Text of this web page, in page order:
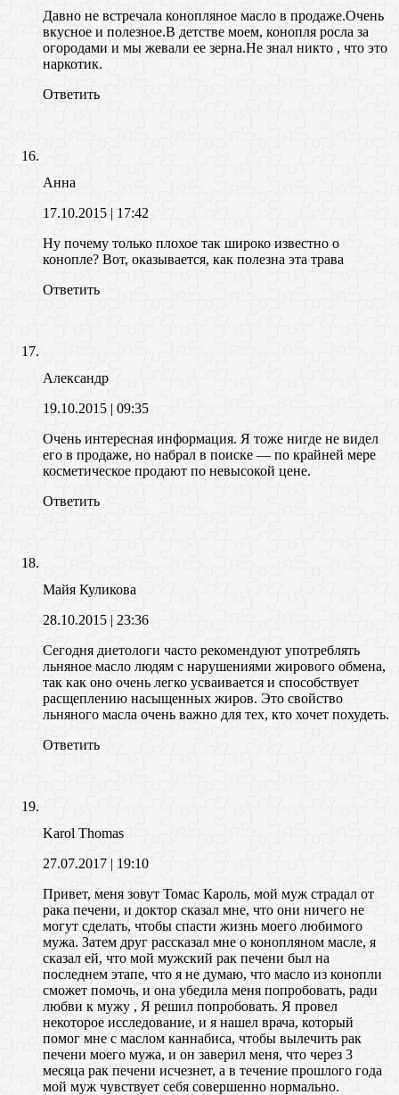
Давно не встречала конопляное масло в продаже.Очень
вкусное и полезное.В детстве моем, конопля росла за
огородами и мы жевали ее зерна.Не знал никто , что это
наркотик.
Ответить
Анна
17.10.2015 | 17:42
Ну почему только плохое так широко известно о
конопле? Вот, оказывается, как полезна эта трава
Ответить
Александр
19.10.2015 | 09:35
Очень интересная информация. Я тоже нигде не видел
его в продаже, но набрал в поиске — по крайней мере
косметическое продают по невысокой цене.
Ответить
Майя Куликова
28.10.2015 | 23:36
Сегодня диетологи часто рекомендуют употреблять
льняное масло людям с нарушениями жирового обмена,
так как оно очень легко усваивается и способствует
расщеплению насыщенных жиров. Это свойство
льняного масла очень важно для тех, кто хочет похудеть.
Ответить
Karol Thomas
27.07.2017 | 19:10
Привет, меня зовут Томас Кароль, мой муж страдал от
рака печени, и доктор сказал мне, что они ничего не
могут сделать, чтобы спасти жизнь моего любимого
мужа. Затем друг рассказал мне о конопляном масле, я
сказал ей, что мой мужский рак печени был на
последнем этапе, что я не думаю, что масло из конопли
сможет помочь, и она убедила меня попробовать, ради
любви к мужу , Я решил попробовать. Я провел
некоторое исследование, и я нашел врача, который
помог мне с маслом каннабиса, чтобы вылечить рак
печени моего мужа, и он заверил меня, что через 3
месяца рак печени исчезнет, ​​а в течение прошлого года
мой муж чувствует себя совершенно нормально.